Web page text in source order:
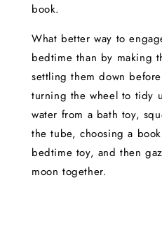
book.
What better way to
bedtime than by making
settling them down
turning the wheel to tidy
water from a bath toy,
the tube, choosing a
bedtime toy, and then
moon together.